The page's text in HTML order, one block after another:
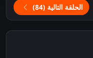
الحلقة التالية (84)